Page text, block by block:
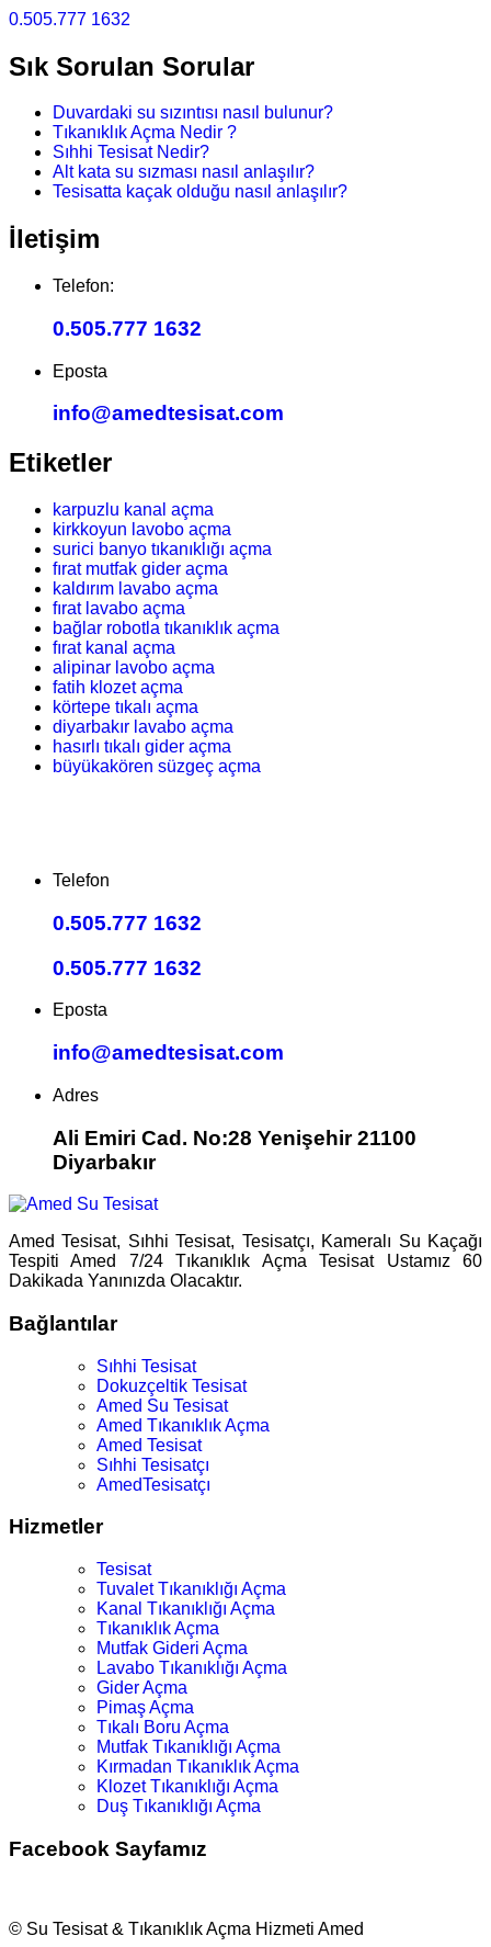
0.505.777 1632
Sık Sorulan Sorular
Duvardaki su sızıntısı nasıl bulunur?
Tıkanıklık Açma Nedir ?
Sıhhi Tesisat Nedir?
Alt kata su sızması nasıl anlaşılır?
Tesisatta kaçak olduğu nasıl anlaşılır?
İletişim
Telefon:
0.505.777 1632
Eposta
info@amedtesisat.com
Etiketler
karpuzlu kanal açma
kirkkoyun lavobo açma
surici banyo tıkanıklığı açma
fırat mutfak gider açma
kaldırım lavabo açma
fırat lavabo açma
bağlar robotla tıkanıklık açma
fırat kanal açma
alipinar lavobo açma
fatih klozet açma
körtepe tıkalı açma
diyarbakır lavabo açma
hasırlı tıkalı gider açma
büyükakören süzgeç açma
Telefon
0.505.777 1632
0.505.777 1632
Eposta
info@amedtesisat.com
Adres
Ali Emiri Cad. No:28 Yenişehir 21100
Diyarbakır
Amed Tesisat, Sıhhi Tesisat, Tesisatçı, Kameralı Su Kaçağı
Tespiti Amed 7/24 Tıkanıklık Açma Tesisat Ustamız 60
Dakikada Yanınızda Olacaktır.
Bağlantılar
Sıhhi Tesisat
Dokuzçeltik Tesisat
Amed Su Tesisat
Amed Tıkanıklık Açma
Amed Tesisat
Sıhhi Tesisatçı
AmedTesisatçı
Hizmetler
Tesisat
Tuvalet Tıkanıklığı Açma
Kanal Tıkanıklığı Açma
Tıkanıklık Açma
Mutfak Gideri Açma
Lavabo Tıkanıklığı Açma
Gider Açma
Pimaş Açma
Tıkalı Boru Açma
Mutfak Tıkanıklığı Açma
Kırmadan Tıkanıklık Açma
Klozet Tıkanıklığı Açma
Duş Tıkanıklığı Açma
Facebook Sayfamız
© Su Tesisat & Tıkanıklık Açma Hizmeti Amed